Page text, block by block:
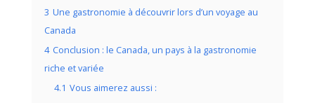
3 Une gastronomie à découvrir lors d’un voyage au
Canada
4 Conclusion : le Canada, un pays à la gastronomie
riche et variée
4.1 Vous aimerez aussi :